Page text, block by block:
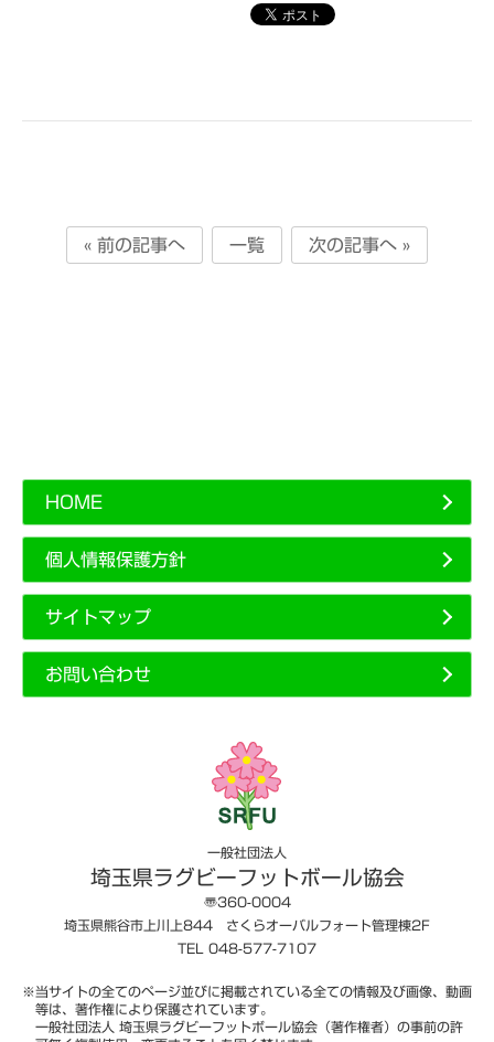
« 前の記事へ 一覧 次の記事へ »
HOME
個人情報保護方針
サイトマップ
お問い合わせ
一般社団法人
埼玉県ラグビーフットボール協会
〠360-0004
埼玉県熊谷市上川上844 さくらオーバルフォート管理棟2F
TEL 048-577-7107
※当サイトの全てのページ並びに掲載されている全ての情報及び画像、動画
等は、著作権により保護されています。
一般社団法人 埼玉県ラグビーフットボール協会（著作権者）の事前の許